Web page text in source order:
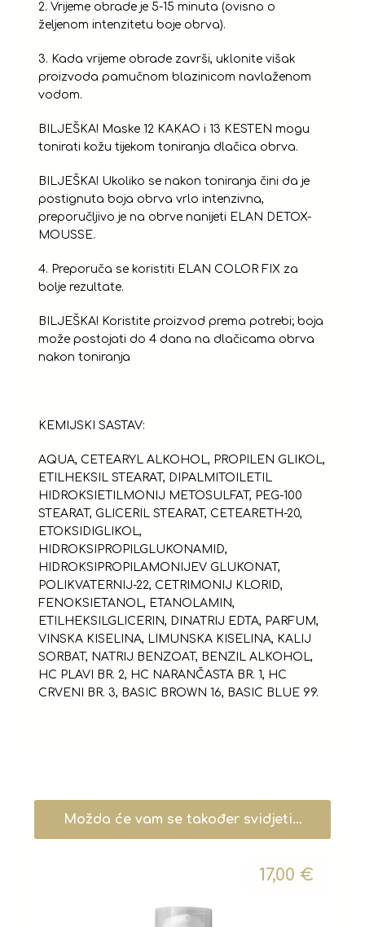
2. Vrijeme obrade je 5-15 minuta (ovisno o
željenom intenzitetu boje obrva).
3. Kada vrijeme obrade završi, uklonite višak
proizvoda pamučnom blazinicom navlaženom
vodom.
BILJEŠKA! Maske 12 KAKAO i 13 KESTEN mogu
tonirati kožu tijekom toniranja dlačica obrva.
BILJEŠKA! Ukoliko se nakon toniranja čini da je
postignuta boja obrva vrlo intenzivna,
preporučljivo je na obrve nanijeti ELAN DETOX-
MOUSSE.
4. Preporuča se koristiti ELAN COLOR FIX za
bolje rezultate.
BILJEŠKA! Koristite proizvod prema potrebi; boja
može postojati do 4 dana na dlačicama obrva
nakon toniranja
KEMIJSKI SASTAV:
AQUA, CETEARYL ALKOHOL, PROPILEN GLIKOL,
ETILHEKSIL STEARAT, DIPALMITOILETIL
HIDROKSIETILMONIJ METOSULFAT, PEG-100
STEARAT, GLICERIL STEARAT, CETEARETH-20,
ETOKSIDIGLIKOL,
HIDROKSIPROPILGLUKONAMID,
HIDROKSIPROPILAMONIJEV GLUKONAT,
POLIKVATERNIJ-22, CETRIMONIJ KLORID,
FENOKSIETANOL, ETANOLAMIN,
ETILHEKSILGLICERIN, DINATRIJ EDTA, PARFUM,
VINSKA KISELINA, LIMUNSKA KISELINA, KALIJ
SORBAT, NATRIJ BENZOAT, BENZIL ALKOHOL,
HC PLAVI BR. 2, HC NARANČASTA BR. 1, HC
CRVENI BR. 3, BASIC BROWN 16, BASIC BLUE 99.
Možda će vam se također svidjeti…
17,00 €